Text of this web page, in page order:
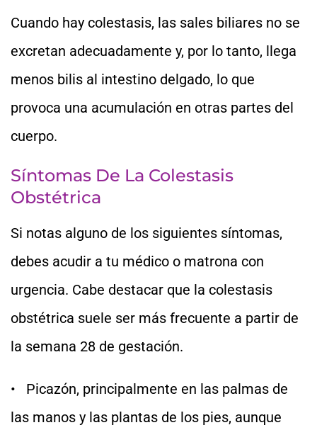
Cuando hay colestasis, las sales biliares no se
excretan adecuadamente y, por lo tanto, llega
menos bilis al intestino delgado, lo que
provoca una acumulación en otras partes del
cuerpo.
Síntomas De La Colestasis
Obstétrica
Si notas alguno de los siguientes síntomas,
debes acudir a tu médico o matrona con
urgencia. Cabe destacar que la colestasis
obstétrica suele ser más frecuente a partir de
la semana 28 de gestación.
• Picazón, principalmente en las palmas de
las manos y las plantas de los pies, aunque